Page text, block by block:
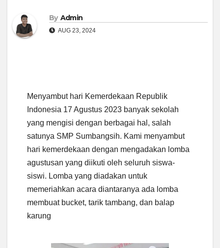
By Admin
AUG 23, 2024
Menyambut hari Kemerdekaan Republik
Indonesia 17 Agustus 2023 banyak sekolah
yang mengisi dengan berbagai hal, salah
satunya SMP Sumbangsih. Kami menyambut
hari kemerdekaan dengan mengadakan lomba
agustusan yang diikuti oleh seluruh siswa-
siswi. Lomba yang diadakan untuk
memeriahkan acara diantaranya ada lomba
membuat bucket, tarik tambang, dan balap
karung